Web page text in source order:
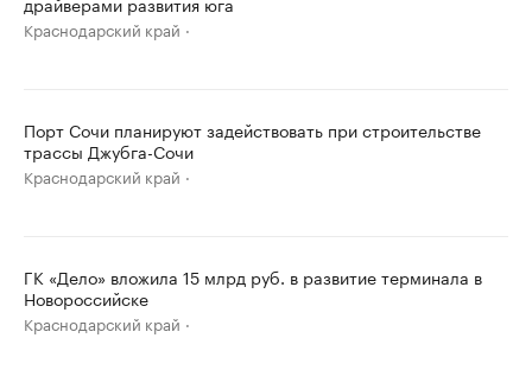
Краснодарский край
Порт Сочи планируют задействовать при строительстве
трассы Джубга-Сочи
Краснодарский край
ГК «Дело» вложила 15 млрд руб. в развитие терминала в
Новороссийске
Краснодарский край